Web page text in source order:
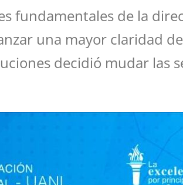
fundamentales de la
una mayor claridad
decidió mudar las